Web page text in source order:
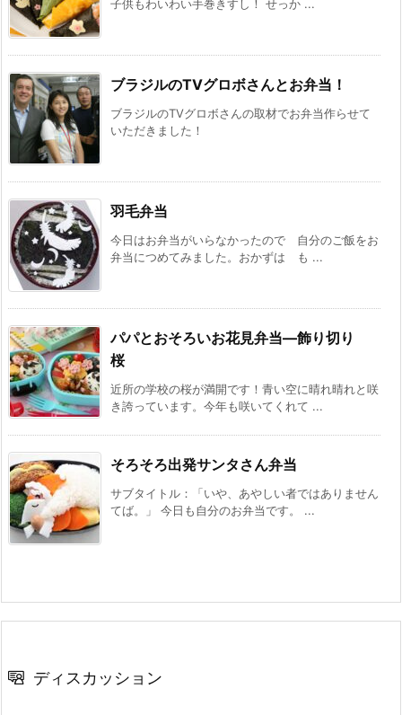
子供もわいわい手巻きすし！ せっか ...
ブラジルのTVグロボさんとお弁当！
ブラジルのTVグロボさんの取材でお弁当作らせて
いただきました！
羽毛弁当
今日はお弁当がいらなかったので 自分のご飯をお
弁当につめてみました。おかずは も ...
パパとおそろいお花見弁当—飾り切り
桜
近所の学校の桜が満開です！青い空に晴れ晴れと咲
き誇っています。今年も咲いてくれて ...
そろそろ出発サンタさん弁当
サブタイトル：「いや、あやしい者ではありません
てば。」 今日も自分のお弁当です。 ...
ディスカッション